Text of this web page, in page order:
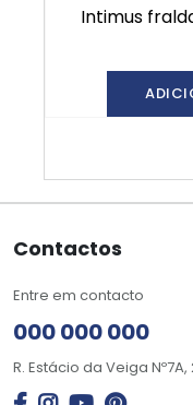
intimus
Contactos
Entre em contacto
000 000 000
R. Estácio da Veiga